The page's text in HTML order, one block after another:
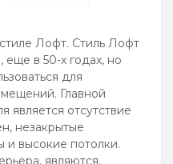
Лофт. Стиль Лофт
еще в 50-х годах, но
для
Главной
является отсутствие
незакрытые
и высокие потолки.
являются,